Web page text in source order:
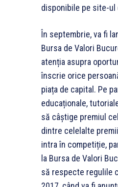
disponibile pe site-
În septembrie, va fi
Bursa de Valori
atenția asupra
înscrie orice
piața de capital. Pe
educaționale,
să câștige premiul
dintre celelalte
intra în competiție,
la Bursa de Valori
să respecte regulile